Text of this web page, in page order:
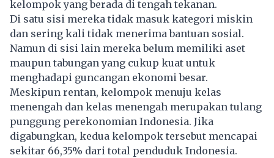
kelompok yang berada di tengah tekanan.
Di satu sisi mereka tidak masuk kategori miskin
dan sering kali tidak menerima bantuan sosial.
Namun di sisi lain mereka belum memiliki aset
maupun tabungan yang cukup kuat untuk
menghadapi guncangan ekonomi besar.
Meskipun rentan, kelompok menuju kelas
menengah dan kelas menengah merupakan tulang
punggung perekonomian Indonesia. Jika
digabungkan, kedua kelompok tersebut mencapai
sekitar 66,35% dari total penduduk Indonesia.